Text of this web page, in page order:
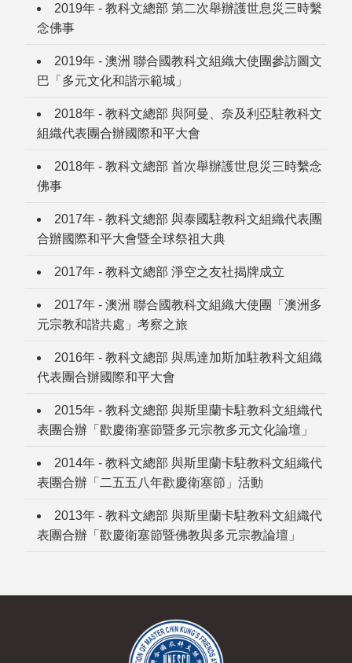
2019年 - 教科文總部 第二次舉辦護世息災三時繫
念佛事
2019年 - 澳洲 聯合國教科文組織大使團參訪圖文
巴「多元文化和諧示範城」
2018年 - 教科文總部 與阿曼、奈及利亞駐教科文
組織代表團合辦國際和平大會
2018年 - 教科文總部 首次舉辦護世息災三時繫念
佛事
2017年 - 教科文總部 與泰國駐教科文組織代表團
合辦國際和平大會暨全球祭祖大典
2017年 - 教科文總部 淨空之友社揭牌成立
2017年 - 澳洲 聯合國教科文組織大使團「澳洲多
元宗教和諧共處」考察之旅
2016年 - 教科文總部 與馬達加斯加駐教科文組織
代表團合辦國際和平大會
2015年 - 教科文總部 與斯里蘭卡駐教科文組織代
表團合辦「歡慶衛塞節暨多元宗教多元文化論壇」
2014年 - 教科文總部 與斯里蘭卡駐教科文組織代
表團合辦「二五五八年歡慶衛塞節」活動
2013年 - 教科文總部 與斯里蘭卡駐教科文組織代
表團合辦「歡慶衛塞節暨佛教與多元宗教論壇」